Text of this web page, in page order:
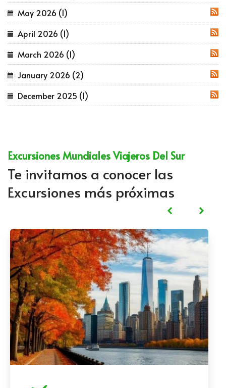
May 2026 (1)
April 2026 (1)
March 2026 (1)
January 2026 (2)
December 2025 (1)
Excursiones Mundiales Viajeros Del Sur
Te invitamos a conocer las
Excursiones más próximas